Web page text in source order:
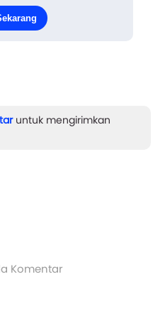
digemari banyak
untuk mengirimkan
Komentar